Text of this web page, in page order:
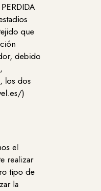
que
debido
,
los dos
)
el
realizar
tipo de
la